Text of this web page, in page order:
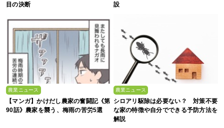
目の決断
設
農業ニュース
【マンガ】かけだし農家の奮闘記《第
90話》農家を襲う、梅雨の苦労5選
農業ニュース
シロアリ駆除は必要ない？ 対策不要
な家の特徴や自分でできる予防方法を
解説